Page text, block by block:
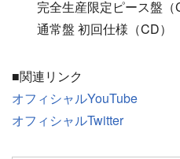
完全生産限定ピース盤（
通常盤 初回仕様（CD）
■関連リンク
オフィシャルYouTube
オフィシャルTwitter